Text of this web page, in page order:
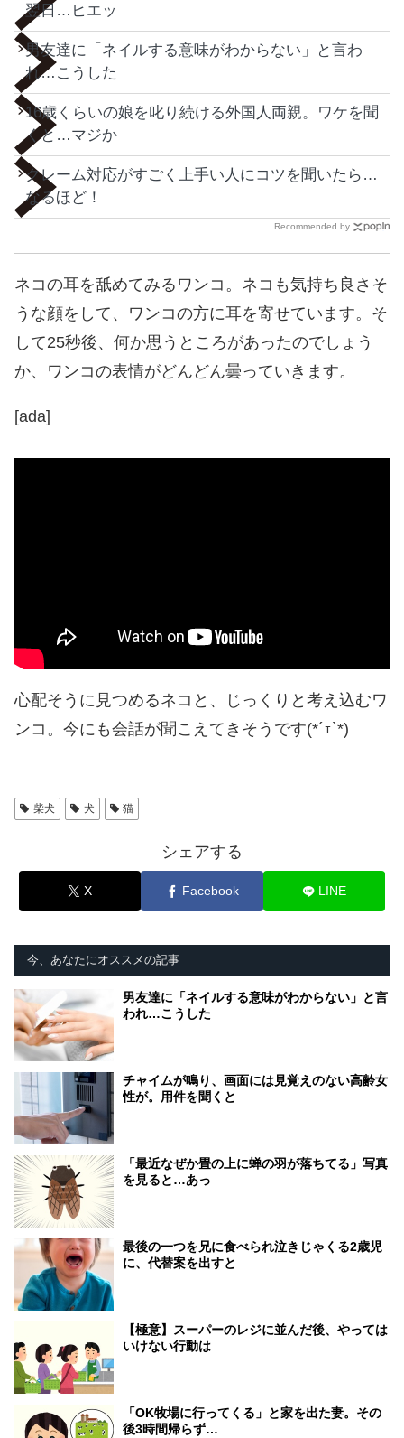
翌日…ヒエッ
男友達に「ネイルする意味がわからない」と言わ
れ…こうした
16歳くらいの娘を叱り続ける外国人両親。ワケを聞
くと…マジか
クレーム対応がすごく上手い人にコツを聞いたら…
なるほど！
Recommended by
ネコの耳を舐めてみるワンコ。ネコも気持ち良さそ
うな顔をして、ワンコの方に耳を寄せています。そ
して25秒後、何か思うところがあったのでしょう
か、ワンコの表情がどんどん曇っていきます。
[ada]
心配そうに見つめるネコと、じっくりと考え込むワ
ンコ。今にも会話が聞こえてきそうです(*´ｪ`*)
柴犬 犬 猫
シェアする
X Facebook LINE
今、あなたにオススメの記事
男友達に「ネイルする意味がわからない」と言
われ…こうした
チャイムが鳴り、画面には見覚えのない高齢女
性が。用件を聞くと
「最近なぜか畳の上に蝉の羽が落ちてる」写真
を見ると…あっ
最後の一つを兄に食べられ泣きじゃくる2歳児
に、代替案を出すと
【極意】スーパーのレジに並んだ後、やっては
いけない行動は
「OK牧場に行ってくる」と家を出た妻。その
後3時間帰らず…